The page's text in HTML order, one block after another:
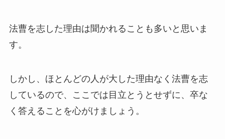
法曹を志した理由は聞かれることも多いと思いま
す。
しかし、ほとんどの人が大した理由なく法曹を志
しているので、ここでは目立とうとせずに、卒な
く答えることを心がけましょう。